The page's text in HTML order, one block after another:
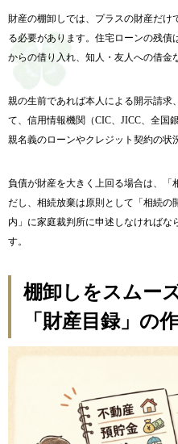
財産の棚卸しでは、プラスの財産だけ
る必要があります。住宅ローンの残
からの借り入れ、知人・友人への借金
親の生前であれば本人による開示請求
て、信用情報機関（CIC、JICC、全国
親名義のローンやクレジット契約の状
負債が財産を大きく上回る場合は、「
だし、相続放棄は原則として「相続の
内」に家庭裁判所に申述しなければな
す。
棚卸しをスムー
「財産目録」の